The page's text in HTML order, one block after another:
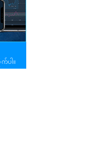
ပါ။